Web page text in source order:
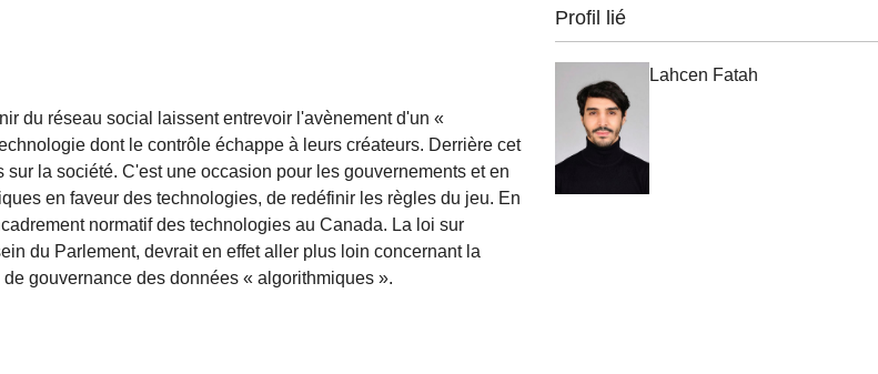
du réseau social laissent entrevoir l'avènement d'un «
dont le contrôle échappe à leurs créateurs. Derrière cet
la société. C'est une occasion pour les gouvernements et en
en faveur des technologies, de redéfinir les règles du jeu. En
normatif des technologies au Canada. La loi sur
du Parlement, devrait en effet aller plus loin concernant la
gouvernance des données « algorithmiques ».
Profil lié
Lahcen Fatah